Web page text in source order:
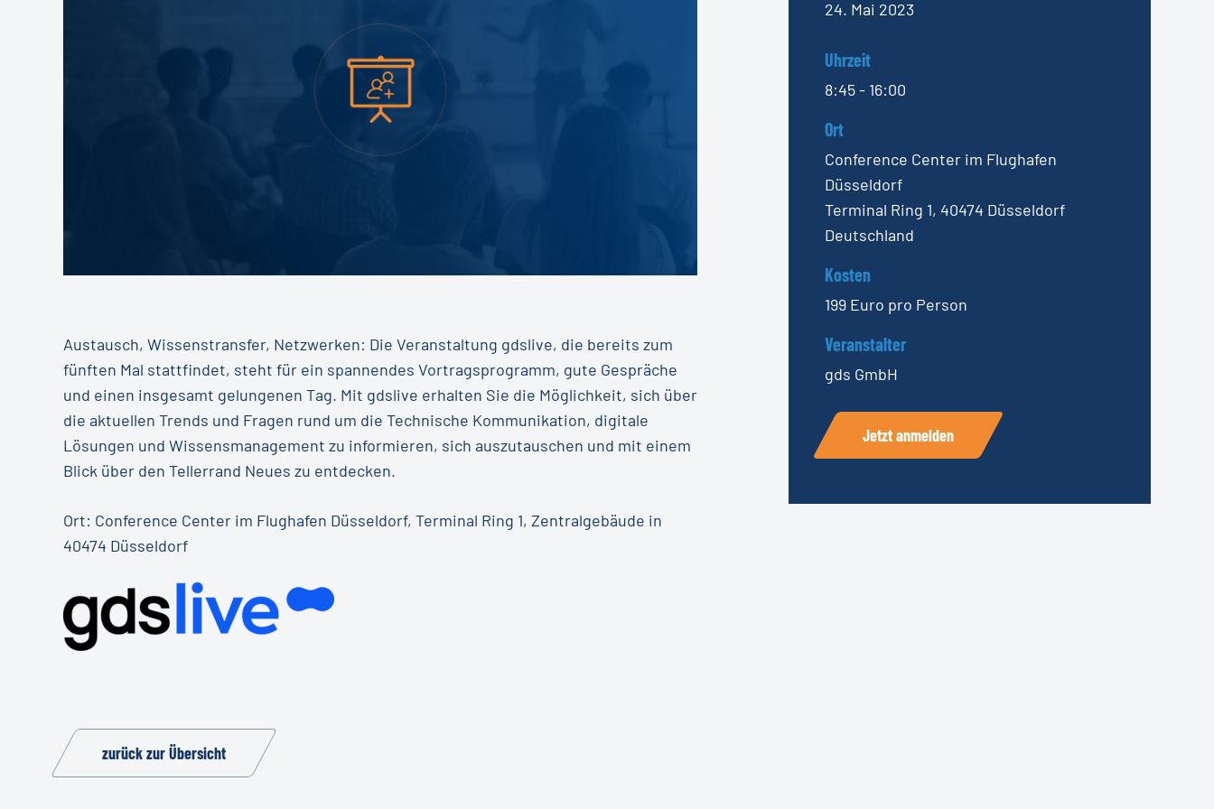
Austausch, Wissenstransfer, Netzwerken: Die Veranstaltung gdslive, die bereits zum
fünften Mal stattfindet, steht für ein spannendes Vortragsprogramm, gute Gespräche
und einen insgesamt gelungenen Tag. Mit gdslive erhalten Sie die Möglichkeit, sich über
die aktuellen Trends und Fragen rund um die Technische Kommunikation, digitale
Lösungen und Wissensmanagement zu informieren, sich auszutauschen und mit einem
Blick über den Tellerrand Neues zu entdecken.
Ort: Conference Center im Flughafen Düsseldorf, Terminal Ring 1, Zentralgebäude in
40474 Düsseldorf
24. Mai 2023
Uhrzeit
8:45 - 16:00
Ort
Conference Center im Flughafen
Düsseldorf
Terminal Ring 1, 40474 Düsseldorf
Deutschland
Kosten
199 Euro pro Person
Veranstalter
gds GmbH
Jetzt anmelden
zurück zur Übersicht